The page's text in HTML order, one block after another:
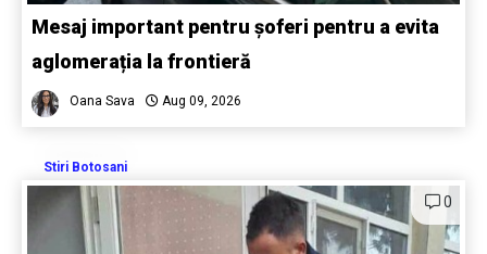
Mesaj important pentru șoferi pentru a evita
aglomerația la frontieră
Oana Sava Aug 09, 2026
Stiri Botosani
0